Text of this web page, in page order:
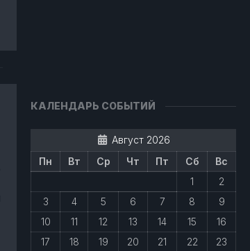
КАЛЕНДАРЬ СОБЫТИЙ
Август 2026
Пн
Вт Ср Чт Пт Сб
Вс
1
2
3
4 5 6 7 8
9
10
11 12 13 14 15
16
17
18 19 20 21 22
23